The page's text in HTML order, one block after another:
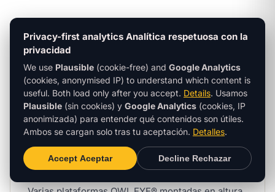
Stationary multi-sensor
coverageCobertura multisensor
estacionaria
Multiple OWL EYE® sensors mounted overhead.
Their scan cones overlap to cover the entire pile
Privacy-first analytics Analítica respetuosa con la
privacidad
We use Plausible (cookie-free) and Google Analytics
(cookies, anonymised IP) to understand which content is
useful. Both load only after you accept. Details. Usamos
Plausible (sin cookies) y Google Analytics (cookies, IP
anonimizada) para entender qué contenidos son útiles.
Ambos se cargan solo tras tu aceptación. Detalles.
Accept Aceptar Decline Rechazar